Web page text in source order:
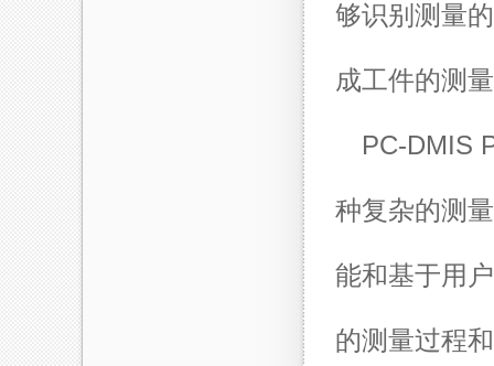
够识别测量
成工件的测
PC-DMIS
种复杂的测
能和基于用
的测量过程